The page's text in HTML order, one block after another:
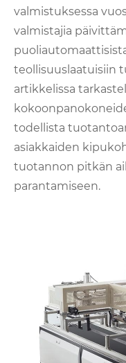
valmistuksessa
valmistajia
teollisuuslaatuisiin
artikkelissa
todellista
asiakkaiden
tuotannon pitkän
parantamiseen.